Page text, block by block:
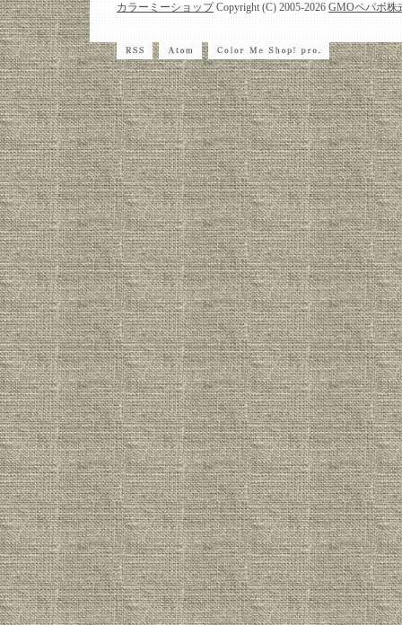
カラーミーショップCopyright (C) 2005-2026 GMOペパボ株